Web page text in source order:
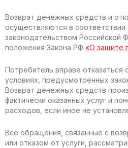
Возврат денежных средств и
осуществляются в
законодательством Российской
положения Закона РФ «О защите
Потребитель вправе отказаться
условиях, предусмотренных
Возврат денежных средств
фактически оказанных услуг и
расходов, если иное не
Все обращения, связанные с
или отказом от услуги,